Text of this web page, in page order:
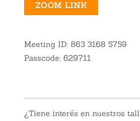
ZOOM LINK
Meeting ID: 863 3168 5759
Passcode: 629711
¿Tiene interés en nuestros